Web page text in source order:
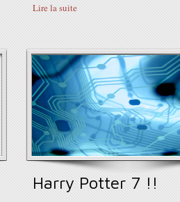
Lire la suite
Harry Potter 7 !!